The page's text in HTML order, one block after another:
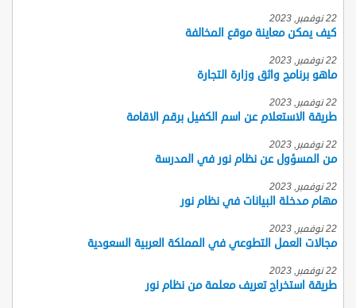
22 نوفمبر, 2023
كيف يمكن معاينة موقع المخالفة
22 نوفمبر, 2023
ماهو برنامج واثق وزارة التجارة
22 نوفمبر, 2023
طريقة الاستعلام عن اسم الكفيل برقم الاقامة
22 نوفمبر, 2023
من المسؤول عن نظام نور في المدرسة
22 نوفمبر, 2023
مهام مدخلة البيانات في نظام نور
22 نوفمبر, 2023
مجالات العمل التطوعي في المملكة العربية السعودية
22 نوفمبر, 2023
طريقة استخراج تعريف معلمة من نظام نور